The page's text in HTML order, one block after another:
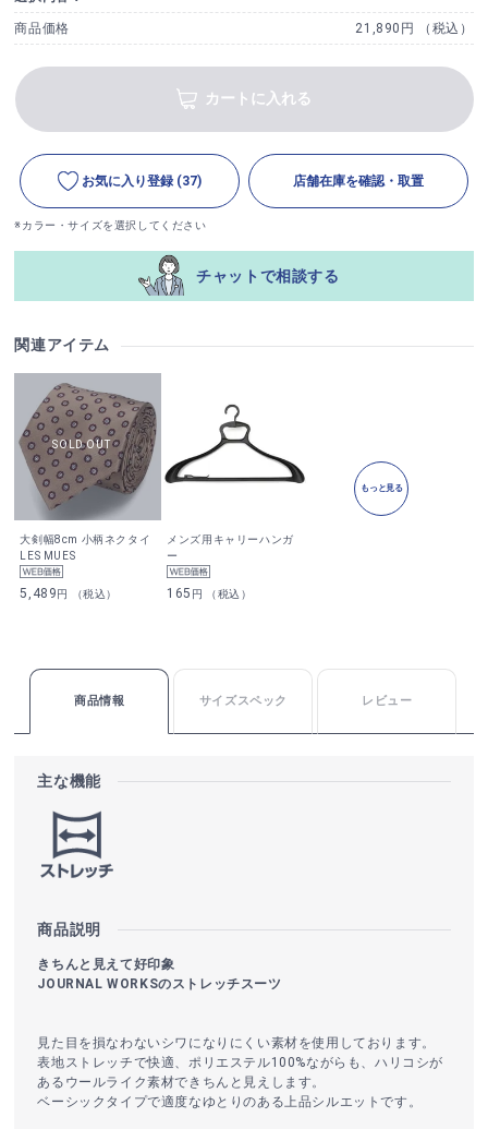
商品価格 21,890円 （税込）
カートに入れる
お気に入り登録 (37) 店舗在庫を確認・取置
※カラー・サイズを選択してください
チャットで相談する
関連アイテム
大剣幅8cm 小柄ネクタイ
LES MUES
5,489円 （税込）
メンズ用キャリーハンガ
ー
165 円 （税込）
もっと見る
商品情報 サイズスペック レビュー
主な機能
商品説明
きちんと見えて好印象
JOURNAL WORKSのストレッチスーツ
見た目を損なわないシワになりにくい素材を使用しております。
表地ストレッチで快適、ポリエステル100%ながらも、ハリコシが
あるウールライク素材できちんと見えします。
ベーシックタイプで適度なゆとりのある上品シルエットです。